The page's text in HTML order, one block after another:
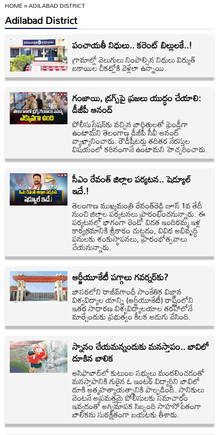
HOME»ADILABAD DISTRICT
Adilabad District
పంచాయతీ నిధులు.. కరెంట్ బిల్లులకే..!
గ్రామాల్లో వెలుగులు నింపాల్సిన నిధులు విద్యుత్‌
బకాయిల చీకట్లోకి వెళ్లేలా ఉన్నాయి.
గంజాయి, డ్రగ్స్‌పై ప్రజలు యుద్ధం చేయాలి:
డీజీపీ ఆనంద్
పోలీసుస్టేషన్‌కు వచ్చిన బాధితులతో ఫ్రెండ్లీగా
ఉంటామని తెలంగాణ డీజీపీ సీవీ ఆనంద్
వ్యాఖ్యానించారు. రౌడీషీటర్లు తదితర నేరస్తుల
విషయంలో కఠినంగానే ఉంటామని హెచ్చరించారు.
సీఎం రేవంత్ జిల్లాల పర్యటన.. షెడ్యూల్
ఇదే.!
తెలంగాణ ముఖ్యమంత్రి రేవంత్‌రెడ్డి జూన్ 1వ తేదీ
నుంచి జిల్లాల పర్యటనలు ప్రారంభించనున్నారు. ఈ
పర్యటనల్లో భాగంగా రెండో విడత ఇందిరమ్మ ఇళ్ల
కార్యక్రమానికి శ్రీకారం చుట్టడం, వివిధ అభివృద్ధి
పనులకు శంకుస్థాపనలు, ప్రారంభోత్సవాలు
చేయనున్నారు.
ఆర్జీయూకేటీ పగ్గాలు గవర్నర్‌కు?
బాసరలోని రాజీవ్‌గాంధీ సాంకేతిక విజ్ఞాన
విశ్వవిద్యాల యాన్ని (ఆర్జీయూకేటీ) రాష్ట్రంలోని
ఇతర సాధారణ విశ్వవిద్యాలయాల తరహాలోనే
మార్చేందుకు ప్రభుత్వం కీలక అడుగు వేసింది.
స్నానం చేయమన్నందుకు మనస్తాపం.. బావిలో
దూకిన బాలిక
ఆసిఫాబాద్‌లో కుటుంబ సభ్యులు మందలించడంతో
మనస్తాపానికి గురైన ఓ ఇంటర్ విద్యార్థిని బావిలో
దూకి ఆత్మహత్యాయత్నానికి పాల్పడింది. స్థానికులు
వెంటనే అప్రమత్తమై పోలీసులకు సమాచారం
ఇవ్వడంతో అగ్నిమాపక సిబ్బంది సాహసోపేతంగా
బాలికను సురక్షితంగా బయటకు తీశారు.